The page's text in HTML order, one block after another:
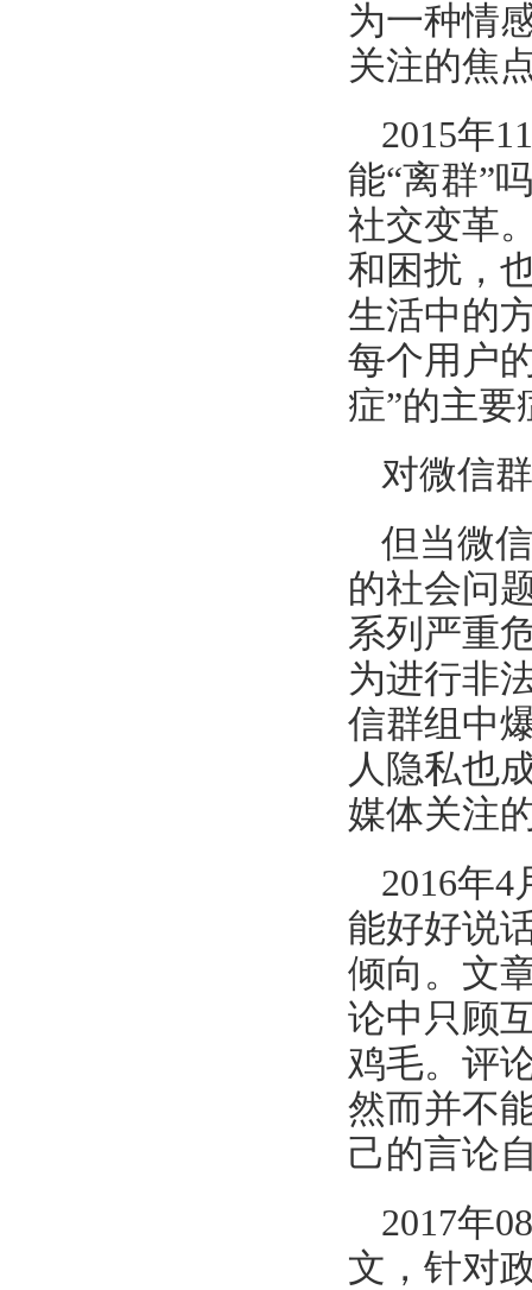
为一种情
关注的焦
2015年
能“离群”
社交变革
和困扰，
生活中的
每个用户
症”的主要
对微信
但当微
的社会问
系列严重
为进行非
信群组中
人隐私也
媒体关注
2016年
能好好说
倾向。文
论中只顾
鸡毛。评
然而并不
己的言论
2017年
文，针对